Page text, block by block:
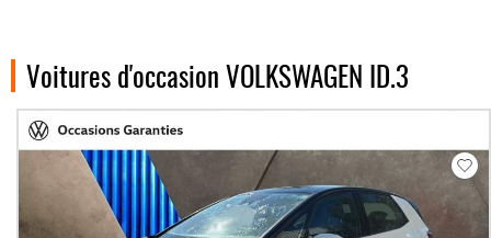
Voitures d'occasion VOLKSWAGEN ID.3